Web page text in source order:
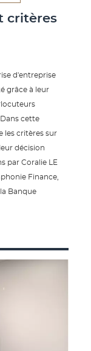
critères
d'entreprise
grâce à leur
cette
les critères sur
décision
par Coralie LE
Finance,
Banque